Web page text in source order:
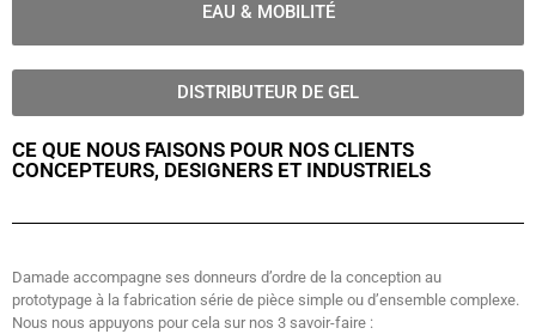
EAU & MOBILITÉ
DISTRIBUTEUR DE GEL
CE QUE NOUS FAISONS POUR NOS CLIENTS
CONCEPTEURS, DESIGNERS ET INDUSTRIELS
Damade accompagne ses donneurs d’ordre de la conception au
prototypage à la fabrication série de pièce simple ou d’ensemble complexe.
Nous nous appuyons pour cela sur nos 3 savoir-faire :